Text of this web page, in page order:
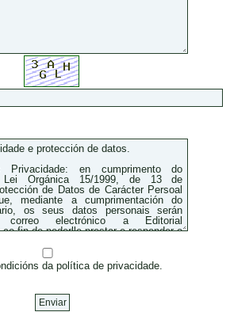
da política de privacidade.